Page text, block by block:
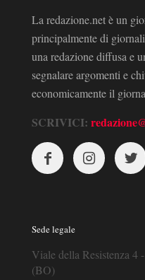
La redazione.net è un
principalmente di
una redazione diffusa e
segnalare argomenti e
economicamente il
SCRIVICI:
Sede legale
Viale della Resistenza 4
(BO)